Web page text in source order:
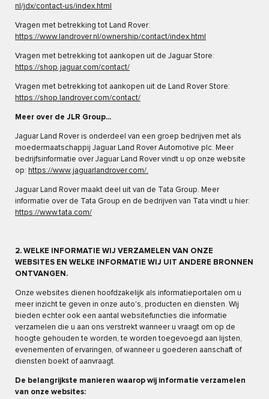
nl/jdx/contact-us/index.html
Vragen met betrekking tot Land Rover:
https://www.landrover.nl/ownership/contact/index.html​
Vragen met betrekking tot aankopen uit de Jaguar Store:
https://shop.jaguar.com/contact/
Vragen met betrekking tot aankopen uit de Land Rover Store:
https://shop.landrover.com/contact/
Meer over de JLR Group...
Jaguar Land Rover is onderdeel van een groep bedrijven met als
moedermaatschappij Jaguar Land Rover Automotive plc. Meer
bedrijfsinformatie over Jaguar Land Rover vindt u op onze website
op: https://www.jaguarlandrover.com/.
Jaguar Land Rover maakt deel uit van de Tata Group. Meer
informatie over de Tata Group en de bedrijven van Tata vindt u hier:
https://www.tata.com/
2. WELKE INFORMATIE WIJ VERZAMELEN VAN ONZE
WEBSITES EN WELKE INFORMATIE WIJ UIT ANDERE BRONNEN
ONTVANGEN.
Onze websites dienen hoofdzakelijk als informatieportalen om u
meer inzicht te geven in onze auto's, producten en diensten. Wij
bieden echter ook een aantal websitefuncties die informatie
verzamelen die u aan ons verstrekt wanneer u vraagt om op de
hoogte gehouden te worden, te worden toegevoegd aan lijsten,
evenementen of ervaringen, of wanneer u goederen aanschaft of
diensten boekt of aanvraagt.
De belangrijkste manieren waarop wij informatie verzamelen
van onze websites: